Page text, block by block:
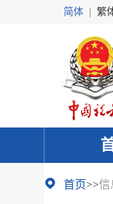
简体 繁
首页>>信